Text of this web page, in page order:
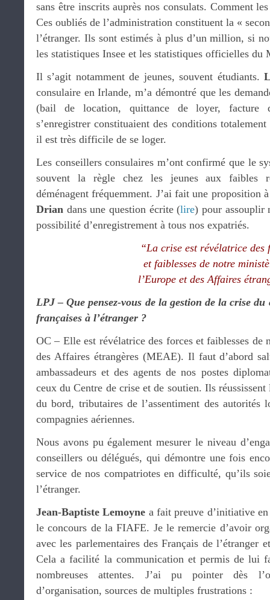
sans être inscrits auprès nos consulats. Comment
Ces oubliés de l’administration constituent la «
l’étranger. Ils sont estimés à plus d’un million, si
les statistiques Insee et les statistiques officielles du
Il s’agit notamment de jeunes, souvent étudiants.
consulaire en Irlande, m’a démontré que les
(bail de location, quittance de loyer, facture
s’enregistrer constituaient des conditions
il est très difficile de se loger.
Les conseillers consulaires m’ont confirmé que le
souvent la règle chez les jeunes aux faibles
déménagent fréquemment. J’ai fait une proposition
Drian dans une question écrite (lire) pour assouplir
possibilité d’enregistrement à tous nos expatriés.
“La crise est révélatrice des
et faiblesses de notre
l’Europe et des Affaires
LPJ – Que pensez-vous de la gestion de la crise
françaises à l’étranger ?
OC – Elle est révélatrice des forces et faiblesses de
des Affaires étrangères (MEAE). Il faut d’abord
ambassadeurs et des agents de nos postes
ceux du Centre de crise et de soutien. Ils
du bord, tributaires de l’assentiment des autorités
compagnies aériennes.
Nous avons pu également mesurer le niveau
conseillers ou délégués, qui démontre une fois
service de nos compatriotes en difficulté, qu’ils
l’étranger.
Jean-Baptiste Lemoyne a fait preuve d’initiative
le concours de la FIAFE. Je le remercie d’avoir
avec les parlementaires des Français de l’étranger
Cela a facilité la communication et permis de lui
nombreuses attentes. J’ai pu pointer dès
d’organisation, sources de multiples frustrations :